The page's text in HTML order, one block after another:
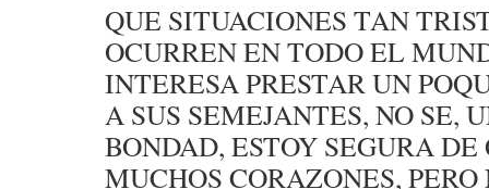
QUE SITUACIONES TAN
OCURREN EN TODO EL
INTERESA PRESTAR UN
A SUS SEMEJANTES, NO SE,
BONDAD, ESTOY SEGURA
MUCHOS CORAZONES, PERO